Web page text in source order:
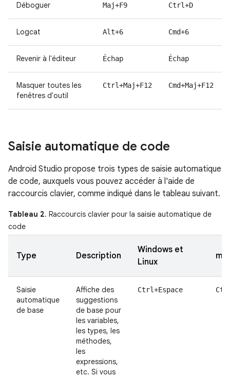
Déboguer Maj+F9 Ctrl+D
Logcat Alt+6 Cmd+6
Revenir à l'éditeur Échap Échap
Masquer toutes les
fenêtres d'outil
Ctrl+Maj+F12 Cmd+Maj+F12
Saisie automatique de code
Android Studio propose trois types de saisie automatique
de code, auxquels vous pouvez accéder à l'aide de
raccourcis clavier, comme indiqué dans le tableau suivant.
Tableau 2. Raccourcis clavier pour la saisie automatique de
code
Type Description
Windows et
Linux
Saisie
automatique
de base
Affiche des
suggestions
de base pour
les variables,
les types, les
méthodes,
les
expressions,
etc. Si vous
Ctrl+Espace